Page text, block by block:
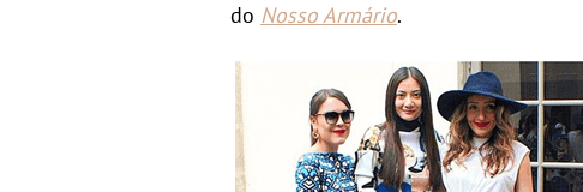
do Nosso Armário.